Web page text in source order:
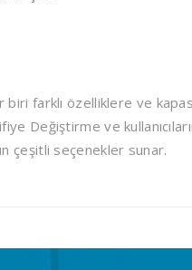
biri farklı özelliklere ve
Değiştirme ve
çeşitli seçenekler sunar.